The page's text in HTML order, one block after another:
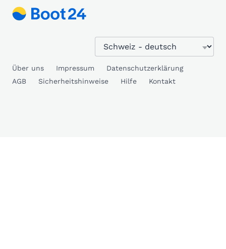
Über uns Impressum
Datenschutzerklärung
AGB
Sicherheitshinweise Hilfe Kontakt